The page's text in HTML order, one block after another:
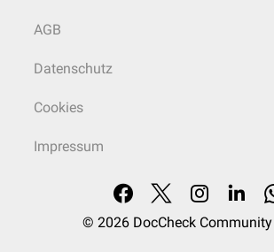
AGB
Datenschutz
Cookies
Impressum
© 2026 DocCheck